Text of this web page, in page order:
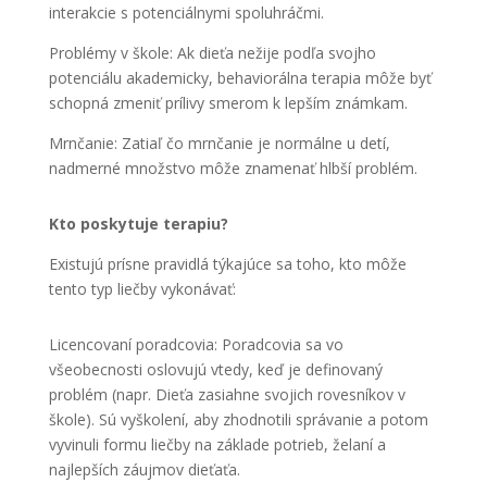
interakcie s potenciálnymi spoluhráčmi.
Problémy v škole: Ak dieťa nežije podľa svojho
potenciálu akademicky, behaviorálna terapia môže byť
schopná zmeniť prílivy smerom k lepším známkam.
Mrnčanie: Zatiaľ čo mrnčanie je normálne u detí,
nadmerné množstvo môže znamenať hlbší problém.
Kto poskytuje terapiu?
Existujú prísne pravidlá týkajúce sa toho, kto môže
tento typ liečby vykonávať:
Licencovaní poradcovia: Poradcovia sa vo
všeobecnosti oslovujú vtedy, keď je definovaný
problém (napr. Dieťa zasiahne svojich rovesníkov v
škole). Sú vyškolení, aby zhodnotili správanie a potom
vyvinuli formu liečby na základe potrieb, želaní a
najlepších záujmov dieťaťa.